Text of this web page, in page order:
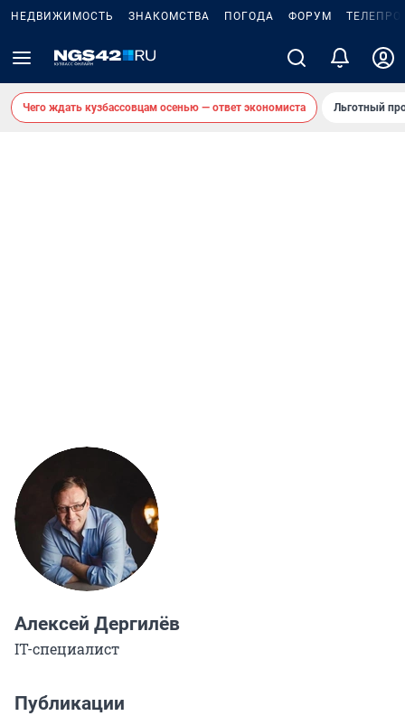
НЕДВИЖИМОСТЬ ЗНАКОМСТВА ПОГОДА ФОРУМ
Чего ждать кузбассовцам осенью — ответ экономиста Льготный
Алексей Дергилёв
IT-специалист
Публикации